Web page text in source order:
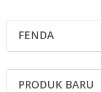
FENDA
PRODUK BARU